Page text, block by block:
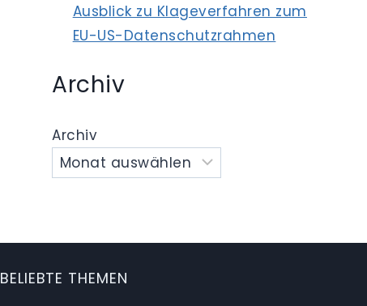
Ausblick zu Klageverfahren zum
EU-US-Datenschutzrahmen
Archiv
Archiv
BELIEBTE THEMEN